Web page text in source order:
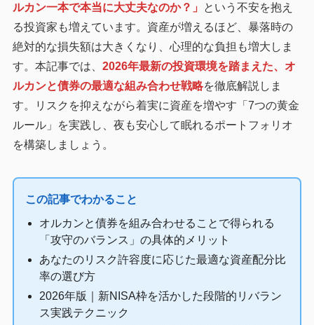
ルカン一本で本当に大丈夫なのか？」
という不安を抱え
る投資家も増えています。資産が増えるほど、暴落時の
絶対的な損失額は大きくなり、心理的な負担も増大しま
す。本記事では、 2026年最新の投資環境を踏まえた、オ
ルカンと債券の最適な組み合わせ戦略を徹底解説しま
す。リスクを抑えながら着実に資産を増やす「7つの黄金
ルール」を実践し、夜も安心して眠れるポートフォリオ
を構築しましょう。
この記事でわかること
オルカンと債券を組み合わせることで得られる
「攻守のバランス」の具体的メリット
あなたのリスク許容度に応じた最適な資産配分比
率の選び方
2026年版｜新NISA枠を活かした段階的リバラン
ス実践テクニック